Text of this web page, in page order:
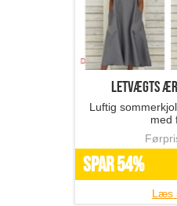
Letvægts
Luftig
med
SPAR 54%
Læs